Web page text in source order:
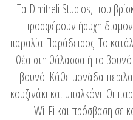
Τα Dimitreli Studios, που
προσφέρουν ήσυχη
παραλία Παράδεισος. Το
θέα στη θάλασσα ή το
βουνό. Κάθε μονάδα
κουζινάκι και μπαλκόνι. Οι
Wi-Fi και πρόσβαση σε